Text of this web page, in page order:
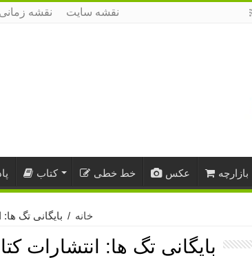
نقشه نقشه سایت
کتاب خط خطی عکس بازارچه
خانه / بایگانی تگ
بایگانی تگ ها: انتشارات